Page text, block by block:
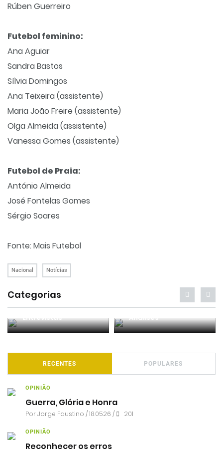
Rúben Guerreiro
Futebol feminino:
Ana Aguiar
Sandra Bastos
Sílvia Domingos
Ana Teixeira (assistente)
Maria João Freire (assistente)
Olga Almeida (assistente)
Vanessa Gomes (assistente)
Futebol de Praia:
António Almeida
José Fontelas Gomes
Sérgio Soares
Fonte: Mais Futebol
Nacional Notícias
Categorias
Entrevistas Análises
RECENTES POPULARES
OPINIÃO
Guerra, Glória e Honra
PorJorge Faustino / 18.05.26 / 201
OPINIÃO
Reconhecer os erros